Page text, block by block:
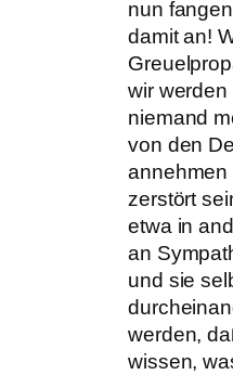
nun
damit an!
wir werden
niemand
von den
annehmen
zerstört
etwa in
an
und sie
werden,
wissen,